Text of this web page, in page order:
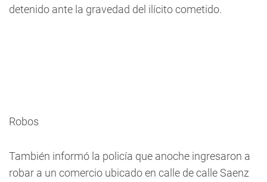
detenido ante la gravedad del ilícito cometido.
Robos
También informó la policía que anoche ingresaron a
robar a un comercio ubicado en calle de calle Saenz